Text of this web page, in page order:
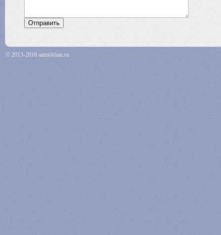
© 2013-2018 aamirkhan.ru